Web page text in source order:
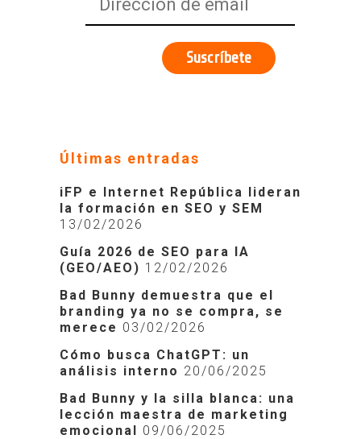
Últimas entradas
iFP e Internet República lideran
la formación en SEO y SEM
13/02/2026
Guía 2026 de SEO para IA
(GEO/AEO) 12/02/2026
Bad Bunny demuestra que el
branding ya no se compra, se
merece 03/02/2026
Cómo busca ChatGPT: un
análisis interno 20/06/2025
Bad Bunny y la silla blanca: una
lección maestra de marketing
emocional 09/06/2025